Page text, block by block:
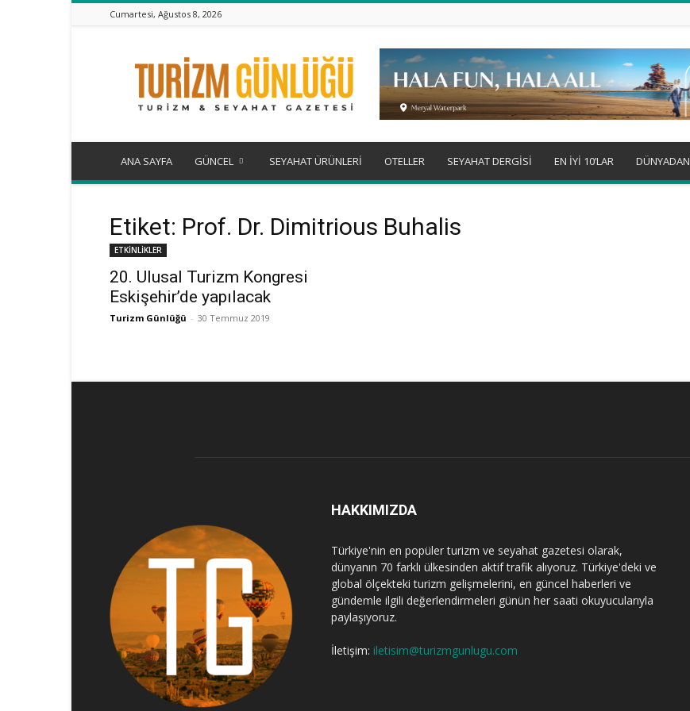
Cumartesi, Ağustos 8, 2026
Turizm
Günlüğü
ANA SAYFA GÜNCEL SEYAHAT ÜRÜNLERİ OTELLER SEYAHAT DERGİSİ EN İYİ 10’LAR DÜNYADAN
Etiket: Prof. Dr. Dimitrious Buhalis
ETKİNLİKLER
20. Ulusal Turizm Kongresi
Eskişehir’de yapılacak
Turizm Günlüğü - 30 Temmuz 2019
HAKKIMIZDA
Türkiye'nin en popüler turizm ve seyahat gazetesi olarak,
dünyanın 70 farklı ülkesinden aktif trafik alıyoruz. Türkiye'deki ve
global ölçekteki turizm gelişmelerini, en güncel haberleri ve
gündemle ilgili değerlendirmeleri günün her saati okuyucularıyla
paylaşıyoruz.
İletişim: iletisim@turizmgunlugu.com